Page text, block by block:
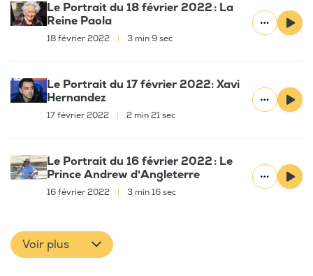
Le Portrait du 18 février 2022 : La
Reine Paola
18 février 2022 3 min 9 sec
Le Portrait du 17 février 2022: Xavi
Hernandez
17 février 2022 2 min 21 sec
Le Portrait du 16 février 2022 : Le
Prince Andrew d'Angleterre
16 février 2022 3 min 16 sec
Voir plus